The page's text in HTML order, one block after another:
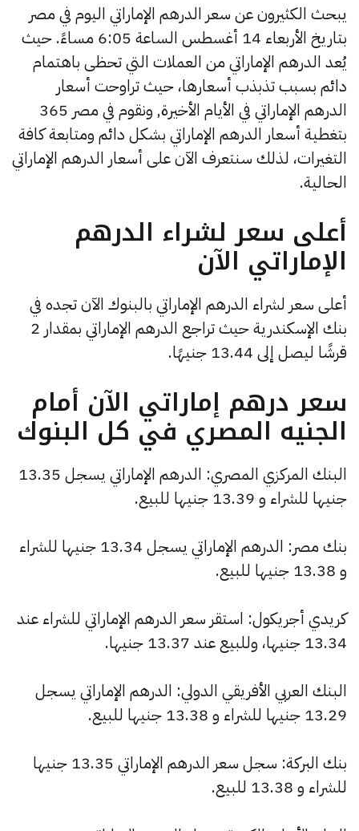
يبحث الكثيرون عن سعر الدرهم الإماراتي اليوم في مصر
بتاريخ الأربعاء 14 أغسطس الساعة 6:05 مساءً. حيث
يُعد الدرهم الإماراتي من العملات التي تحظى باهتمام
دائم بسبب تذبذب أسعارها، حيث تراوحت أسعار
الدرهم الإماراتي في الأيام الأخيرة, ونقوم في مصر 365
بتغطية أسعار الدرهم الإماراتي بشكل دائم ومتابعة كافة
التغيرات، لذلك سنتعرف الآن على أسعار الدرهم الإماراتي
الحالية.
أعلى سعر لشراء الدرهم
الإماراتي الآن
أعلى سعر لشراء الدرهم الإماراتي بالبنوك الآن تجده في
بنك الإسكندرية حيث تراجع الدرهم الإماراتي بمقدار 2
قرشًا ليصل إلى 13.44 جنيهًا.
سعر درهم إماراتي الآن أمام
الجنيه المصري في كل البنوك
البنك المركزي المصري: الدرهم الإماراتي يسجل 13.35
جنيها للشراء و 13.39 جنيها للبيع.
بنك مصر: الدرهم الإماراتي يسجل 13.34 جنيها للشراء
و 13.38 جنيها للبيع.
كريدي أجريكول: استقر سعر الدرهم الإماراتي للشراء عند
13.34 جنيها، وللبيع عند 13.37 جنيها.
البنك العربي الأفريقي الدولي: الدرهم الإماراتي يسجل
13.29 جنيها للشراء و 13.38 جنيها للبيع.
بنك البركة: سجل سعر الدرهم الإماراتي 13.35 جنيها
للشراء و 13.38 للبيع.